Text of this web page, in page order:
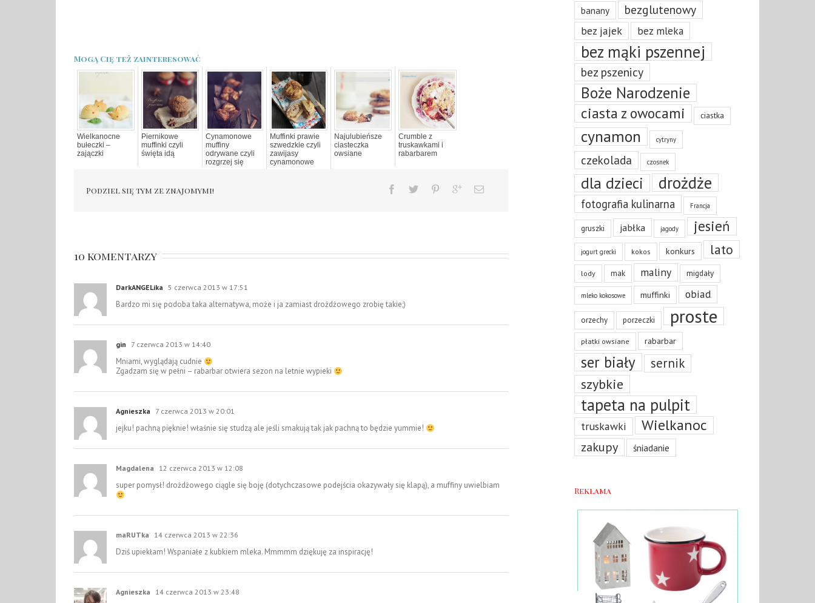
Mogą Cię też zainteresować
Wielkanocne
bułeczki –
zajączki
Piernikowe
muffinki czyli
święta idą
Cynamonowe
muffiny
odrywane czyli
rozgrzej się
Muffinki prawie
szwedzkie czyli
zawijasy
cynamonowe
Najulubieńsze
ciasteczka
owsiane
Crumble z
truskawkami i
rabarbarem
Podziel się tym ze znajomymi!
10 komentarzy
DarkANGELika 5 czerwca 2013 w 17:51
Bardzo mi się podoba taka alternatywa, może i ja zamiast drożdżowego zrobię takie;)
gin 7 czerwca 2013 w 14:40
Mniami, wyglądają cudnie
Zgadzam się w pełni – rabarbar otwiera sezon na letnie wypieki
Agnieszka 7 czerwca 2013 w 20:01
jejku! pachną pięknie! właśnie się studzą ale jeśli smakują tak jak pachną to będzie yummie!
Magdalena 12 czerwca 2013 w 12:08
super pomysł! drożdżowego ciągle się boję (dotychczasowe podejścia okazywały się klapą), a muffiny uwielbiam
maRUTka 14 czerwca 2013 w 22:36
Dziś upiekłam! Wspaniałe z kubkiem mleka. Mmmmm dziękuję za inspirację!
Agnieszka 14 czerwca 2013 w 23:48
banany bezglutenowy
bez jajek bez mleka
bez mąki pszennej
bez pszenicy
Boże Narodzenie
ciasta z owocami ciastka
cynamon cytryny
czekolada czosnek
dla dzieci drożdże
fotografia kulinarna Francja
gruszki jabłka jagody jesień
jogurt grecki kokos konkurs lato
lody mak maliny migdały
mleko kokosowe muffinki obiad
orzechy porzeczki proste
płatki owsiane rabarbar
ser biały sernik
szybkie
tapeta na pulpit
truskawki Wielkanoc
zakupy śniadanie
Reklama